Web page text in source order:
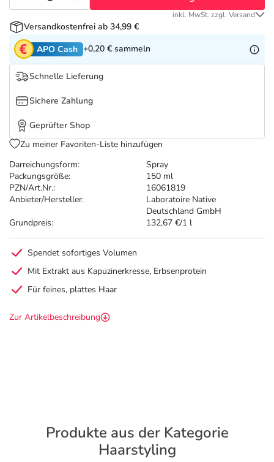
Tierapotheke
Vitamine & Mineralstoffe
Marken
Salus Deals
Darreichungsform:
Spray
Packungsgröße:
150 ml
PZN/Art.Nr.:
16061819
Anbieter/Hersteller:
Laboratoire Native
Deutschland GmbH
Grundpreis:
132,67 €/1 l
inkl. MwSt. zzgl. Versand
Versandkostenfrei ab 34,99 €
APO Cash +0,20 € sammeln
Schnelle Lieferung
Sichere Zahlung
Geprüfter Shop
Zu meiner Favoriten-Liste hinzufügen
Spendet sofortiges Volumen
Mit Extrakt aus Kapuzinerkresse, Erbsenprotein
Für feines, plattes Haar
Zur Artikelbeschreibung
Produkte aus der Kategorie
Haarstyling